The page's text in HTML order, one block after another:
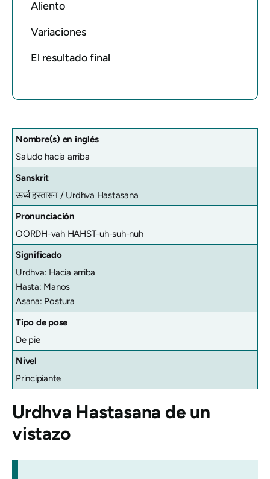
Aliento
Variaciones
El resultado final
Nombre(s) en inglés
Saludo hacia arriba
Sanskrit
ऊर्ध्व हस्तासन / Urdhva Hastasana
Pronunciación
OORDH-vah HAHST-uh-suh-nuh
Significado
Urdhva: Hacia arriba
Hasta: Manos
Asana: Postura
Tipo de pose
De pie
Nivel
Principiante
Urdhva Hastasana de un
vistazo